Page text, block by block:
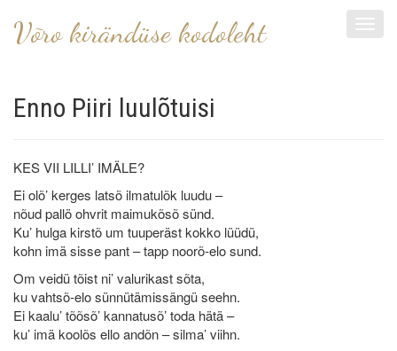
Võro kirändüse kodoleht
Enno Piiri luulõtuisi
KES VII LILLI’ IMÄLE?
Ei olõ’ kerges latsõ ilmatulõk luudu –
nõud pallö ohvrit maimukõsõ sünd.
Ku’ hulga kirstõ um tuuperäst kokko lüüdü,
kohn imä sisse pant – tapp noorõ-elo sund.
Om veidü tõist ni’ valurikast sõta,
ku vahtsõ-elo sünnütämissängü seehn.
Ei kaalu’ tõõsõ’ kannatusõ’ toda hätä –
ku’ imä koolõs ello andõn – silma’ viihn.